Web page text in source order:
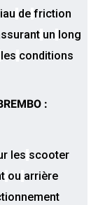
de friction
un long
les conditions
:
les scooter
ou arrière